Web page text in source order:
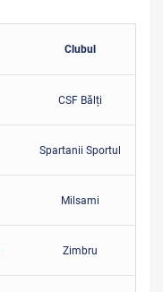
Clubul
CSF Bălți
Spartanii Sportul
Milsami
Zimbru